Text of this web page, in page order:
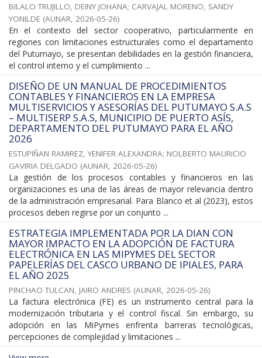
BILALO TRUJILLO, DEINY JOHANA; CARVAJAL MORENO, SANDY
YONILDE (AUNAR, 2026-05-26)
En el contexto del sector cooperativo, particularmente en
regiones con limitaciones estructurales como el departamento
del Putumayo, se presentan debilidades en la gestión financiera,
el control interno y el cumplimiento ...
DISEÑO DE UN MANUAL DE PROCEDIMIENTOS
CONTABLES Y FINANCIEROS EN LA EMPRESA
MULTISERVICIOS Y ASESORÍAS DEL PUTUMAYO S.A.S
– MULTISERP S.A.S, MUNICIPIO DE PUERTO ASÍS,
DEPARTAMENTO DEL PUTUMAYO PARA EL AÑO
2026
ESTUPIÑAN RAMIREZ, YENIFER ALEXANDRA; NOLBERTO MAURICIO
GAVIRIA DELGADO (AUNAR, 2026-05-26)
La gestión de los procesos contables y financieros en las
organizaciones es una de las áreas de mayor relevancia dentro
de la administración empresarial. Para Blanco et al (2023), estos
procesos deben regirse por un conjunto ...
ESTRATEGIA IMPLEMENTADA POR LA DIAN CON
MAYOR IMPACTO EN LA ADOPCIÓN DE FACTURA
ELECTRÓNICA EN LAS MIPYMES DEL SECTOR
PAPELERÍAS DEL CASCO URBANO DE IPIALES, PARA
EL AÑO 2025
PINCHAO TULCAN, JAIRO ANDRES (AUNAR, 2026-05-26)
La factura electrónica (FE) es un instrumento central para la
modernización tributaria y el control fiscal. Sin embargo, su
adopción en las MiPymes enfrenta barreras tecnológicas,
percepciones de complejidad y limitaciones ...